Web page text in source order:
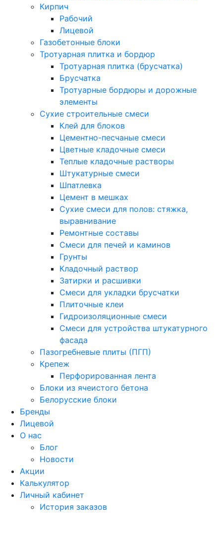
Кирпич
Рабочий
Лицевой
Газобетонные блоки
Тротуарная плитка и бордюр
Тротуарная плитка (брусчатка)
Брусчатка
Тротуарные бордюры и дорожные
элементы
Сухие строительные смеси
Клей для блоков
Цементно-песчаные смеси
Цветные кладочные смеси
Теплые кладочные растворы
Штукатурные смеси
Шпатлевка
Цемент в мешках
Сухие смеси для полов: стяжка,
выравнивание
Ремонтные составы
Смеси для печей и каминов
Грунты
Кладочный раствор
Затирки и расшивки
Смеси для укладки брусчатки
Плиточные клеи
Гидроизоляционные смеси
Смеси для устройства штукатурного
фасада
Пазогребневые плиты (ПГП)
Крепеж
Перфорированная лента
Блоки из ячеистого бетона
Белорусские блоки
Бренды
Лицевой
О нас
Блог
Новости
Акции
Калькулятор
Личный кабинет
История заказов